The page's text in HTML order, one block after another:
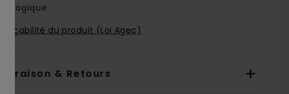
biologique
Traçabilité du produit (Loi Agec)
Livraison & Retours